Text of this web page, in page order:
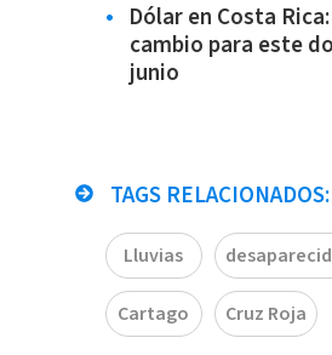
Dólar en Costa
cambio para este
junio
TAGS RELACIONADOS:
Lluvias
Cartago Cruz Roja